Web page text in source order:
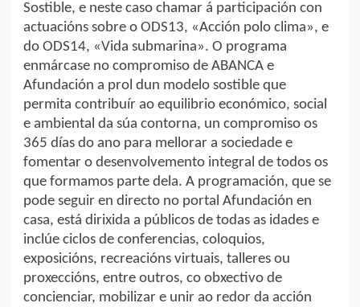
Sostible, e neste caso chamar á participación con
actuacións sobre o ODS13, «Acción polo clima», e
do ODS14, «Vida submarina». O programa
enmárcase no compromiso de ABANCA e
Afundación a prol dun modelo sostible que
permita contribuír ao equilibrio económico, social
e ambiental da súa contorna, un compromiso os
365 días do ano para mellorar a sociedade e
fomentar o desenvolvemento integral de todos os
que formamos parte dela. A programación, que se
pode seguir en directo no portal Afundación en
casa, está dirixida a públicos de todas as idades e
inclúe ciclos de conferencias, coloquios,
exposicións, recreacións virtuais, talleres ou
proxeccións, entre outros, co obxectivo de
concienciar, mobilizar e unir ao redor da acción